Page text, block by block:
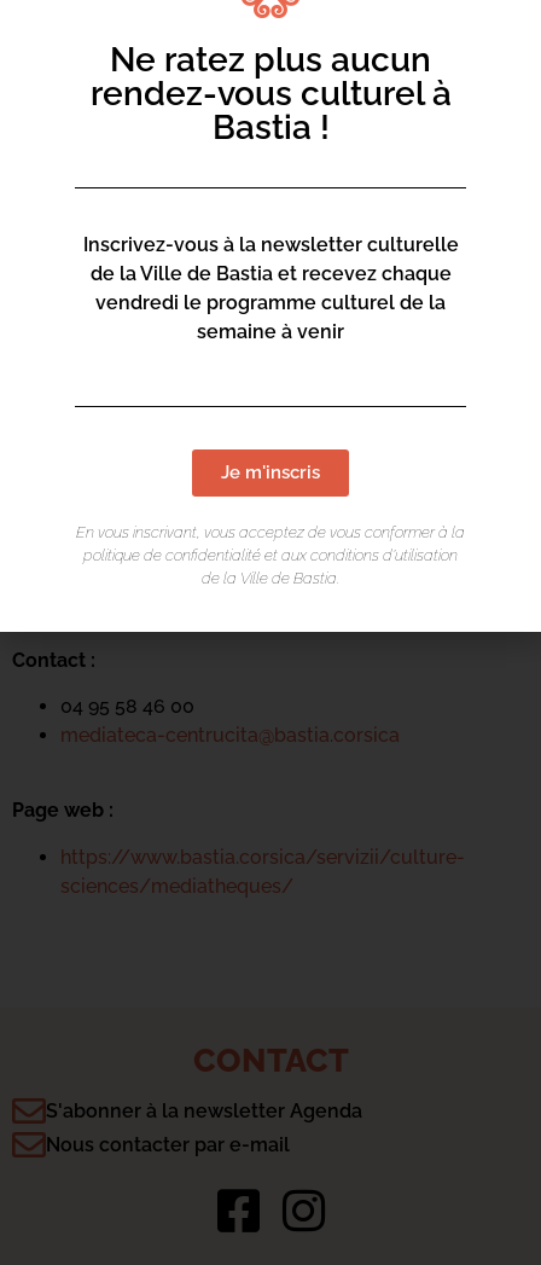
LIEU DE L'ÉVÉNEMENT
Place du Théatre
Contact :
04 95 58 46 00
mediateca-centrucita@bastia.corsica
Page web :
https://www.bastia.corsica/servizii/culture-
sciences/mediatheques/
CONTACT
S'abonner à la newsletter Agenda
Nous contacter par e-mail
Ne ratez plus aucun
rendez-vous culturel à
Bastia !
Inscrivez-vous à la newsletter culturelle
de la Ville de Bastia et recevez chaque
vendredi le programme culturel de la
semaine à venir
Je m'inscris
En vous inscrivant, vous acceptez de vous conformer à la
politique de confidentialité et aux conditions d’utilisation
de la Ville de Bastia.